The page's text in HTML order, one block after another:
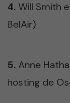
4. Will Smith
BelAir)
5. Anne
hosting de